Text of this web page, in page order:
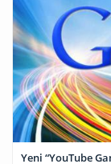
Yeni “YouTube